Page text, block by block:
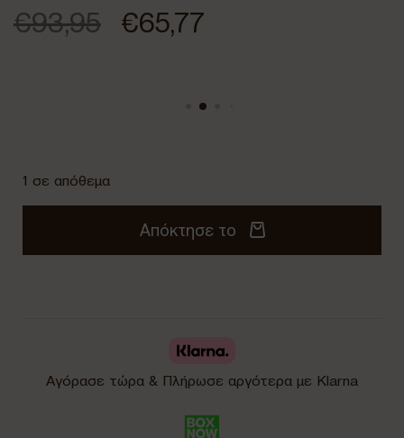
€93,95 €65,77
1 σε απόθεμα
Απόκτησε το
Αγόρασε τώρα & Πλήρωσε αργότερα με Klarna